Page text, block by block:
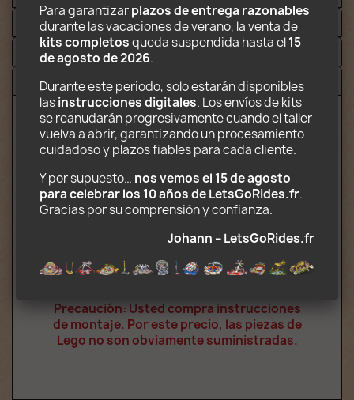
Adjuntos
Video
Avisos (2)
Contenido electrónico descargable que
incluye:
Instrucciones de montaje en formato PDF
Decoraciones listas para imprimir en
formato JPG
Lista de piezas necesarias para la
Indicaciones para la atracción de
camiones plegables
Precaución: Usted compra instrucciones
de montaje. Por este precio, las piezas de
Lego no son obviamente suministradas.
Para garantizar plazos de entrega razonables
kits completos queda suspendida hasta el 15
de agosto de 2026.
Durante este periodo, solo estarán disponibles
las instrucciones digitales. Los envíos de kits
se reanudarán progresivamente cuando el taller
vuelva a abrir, garantizando un procesamiento
cuidadoso y plazos fiables para cada cliente.
Y por supuesto… nos vemos el 15 de agosto
para celebrar los 10 años de LetsGoRides.fr.
Gracias por su comprensión y confianza.
Johann – LetsGoRides.fr